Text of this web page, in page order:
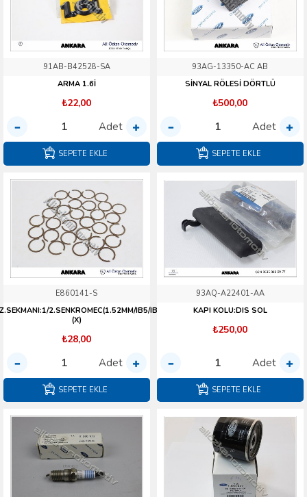
91AB-B42528-SA
ARMA 1.6İ
₺22,00
Adet
SEPETE EKLE
93AG-13350-AC AB
SİNYAL RÖLESİ DÖRTLÜ
₺500,00
Adet
SEPETE EKLE
E860141-S
2.SENKROMEC(1.52MM/IB5/IB5B)
(X)
₺28,00
Adet
SEPETE EKLE
93AQ-A22401-AA
KAPI KOLU:DIS SOL
₺250,00
Adet
SEPETE EKLE